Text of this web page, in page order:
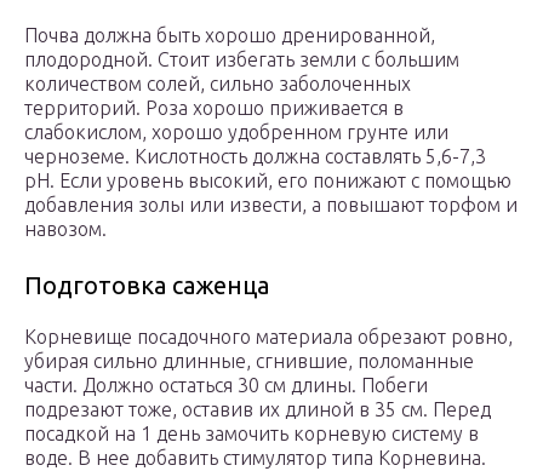
Почва должна быть хорошо дренированной,
плодородной. Стоит избегать земли с большим
количеством солей, сильно заболоченных
территорий. Роза хорошо приживается в
слабокислом, хорошо удобренном грунте или
черноземе. Кислотность должна составлять 5,6-7,3
рН. Если уровень высокий, его понижают с помощью
добавления золы или извести, а повышают торфом и
навозом.
Подготовка саженца
Корневище посадочного материала обрезают ровно,
убирая сильно длинные, сгнившие, поломанные
части. Должно остаться 30 см длины. Побеги
подрезают тоже, оставив их длиной в 35 см. Перед
посадкой на 1 день замочить корневую систему в
воде. В нее добавить стимулятор типа Корневина.